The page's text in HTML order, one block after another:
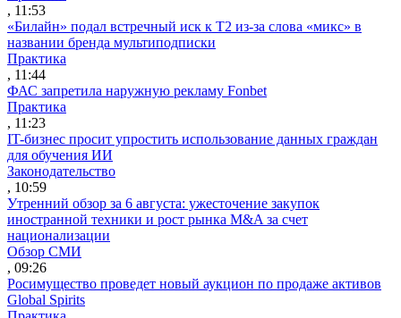
, 11:53
«Билайн» подал встречный иск к Т2 из-за слова «микс» в
названии бренда мультиподписки
Практика
, 11:44
ФАС запретила наружную рекламу Fonbet
Практика
, 11:23
IT-бизнес просит упростить использование данных граждан
для обучения ИИ
Законодательство
, 10:59
Утренний обзор за 6 августа: ужесточение закупок
иностранной техники и рост рынка M&A за счет
национализации
Обзор СМИ
, 09:26
Росимущество проведет новый аукцион по продаже активов
Global Spirits